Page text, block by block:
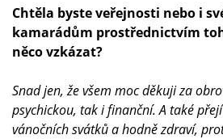
Chtěla byste veřejnosti nebo i
kamarádům prostřednictvím
něco vzkázat?
Snad jen, že všem moc děkuji za
psychickou, tak i finanční. A také
vánočních svátků a hodně zdraví,